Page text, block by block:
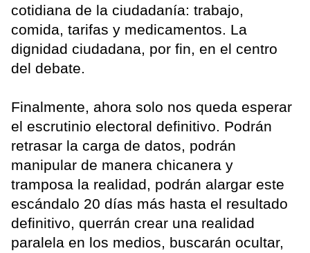
cotidiana de la ciudadanía: trabajo,
comida, tarifas y medicamentos. La
dignidad ciudadana, por fin, en el centro
del debate.
Finalmente, ahora solo nos queda esperar
el escrutinio electoral definitivo. Podrán
retrasar la carga de datos, podrán
manipular de manera chicanera y
tramposa la realidad, podrán alargar este
escándalo 20 días más hasta el resultado
definitivo, querrán crear una realidad
paralela en los medios, buscarán ocultar,